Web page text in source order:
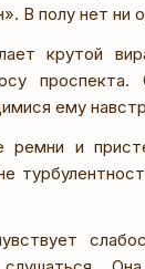
В полу нет ни
крутой
ему
и